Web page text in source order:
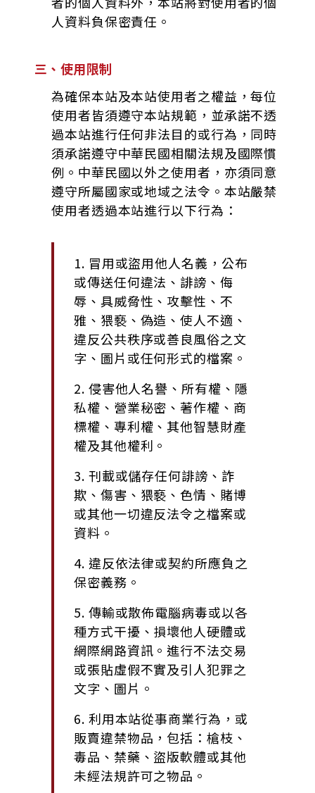
人資料負保密責任。
三、使用限制
為確保本站及本站使用者之權益，每位
使用者皆須遵守本站規範，並承諾不透
過本站進行任何非法目的或行為，同時
須承諾遵守中華民國相關法規及國際慣
例。中華民國以外之使用者，亦須同意
遵守所屬國家或地域之法令。本站嚴禁
使用者透過本站進行以下行為：
1. 冒用或盜用他人名義，公布
或傳送任何違法、誹謗、侮
辱、具威脅性、攻擊性、不
雅、猥褻、偽造、使人不適、
違反公共秩序或善良風俗之文
字、圖片或任何形式的檔案。
2. 侵害他人名譽、所有權、隱
私權、營業秘密、著作權、商
標權、專利權、其他智慧財產
權及其他權利。
3. 刊載或儲存任何誹謗、詐
欺、傷害、猥褻、色情、賭博
或其他一切違反法令之檔案或
資料。
4. 違反依法律或契約所應負之
保密義務。
5. 傳輸或散佈電腦病毒或以各
種方式干擾、損壞他人硬體或
網際網路資訊。進行不法交易
或張貼虛假不實及引人犯罪之
文字、圖片。
6. 利用本站從事商業行為，或
販賣違禁物品，包括：槍枝、
毒品、禁藥、盜版軟體或其他
未經法規許可之物品。